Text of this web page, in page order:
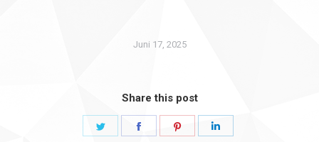
Juni 17, 2025
Share this post
Share